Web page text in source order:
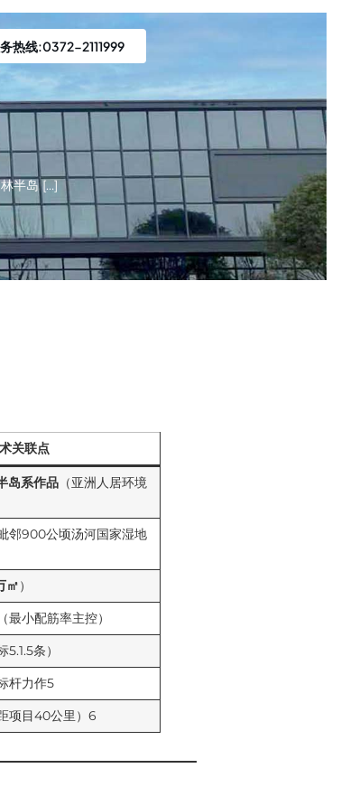
热线:0372-2111999
半岛 […]
关联点
岛系作品 （亚洲人居环境
邻900公顷汤河国家湿地
㎡）
小配筋率主控）
条）
杆力作5
项目40公里）6